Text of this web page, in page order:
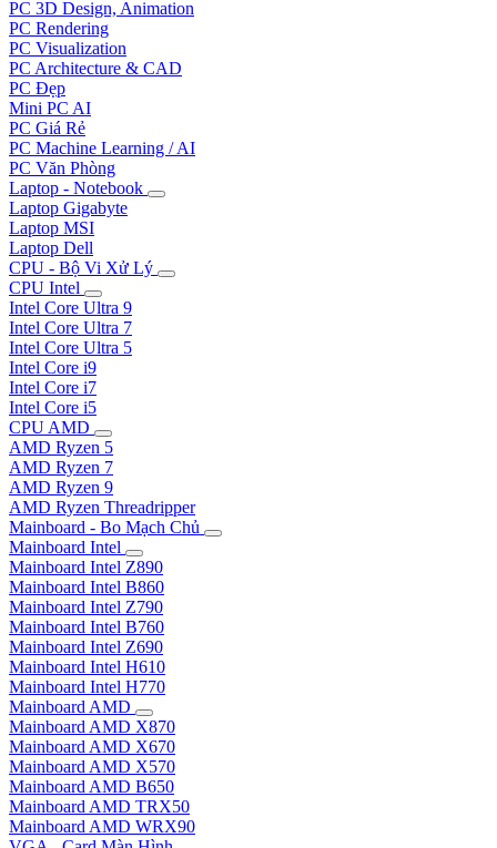
PC 3D Design, Animation
PC Rendering
PC Visualization
PC Architecture & CAD
PC Đẹp
Mini PC AI
PC Giá Rẻ
PC Machine Learning / AI
PC Văn Phòng
Laptop - Notebook
Laptop Gigabyte
Laptop MSI
Laptop Dell
CPU - Bộ Vi Xử Lý
CPU Intel
Intel Core Ultra 9
Intel Core Ultra 7
Intel Core Ultra 5
Intel Core i9
Intel Core i7
Intel Core i5
CPU AMD
AMD Ryzen 5
AMD Ryzen 7
AMD Ryzen 9
AMD Ryzen Threadripper
Mainboard - Bo Mạch Chủ
Mainboard Intel
Mainboard Intel Z890
Mainboard Intel B860
Mainboard Intel Z790
Mainboard Intel B760
Mainboard Intel Z690
Mainboard Intel H610
Mainboard Intel H770
Mainboard AMD
Mainboard AMD X870
Mainboard AMD X670
Mainboard AMD X570
Mainboard AMD B650
Mainboard AMD TRX50
Mainboard AMD WRX90